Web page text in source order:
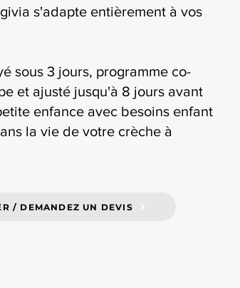
s'adapte entièrement à vos
sous 3 jours, programme co-
et ajusté jusqu'à 8 jours avant
enfance avec besoins enfant
la vie de votre crèche à
/ DEMANDEZ UN DEVIS